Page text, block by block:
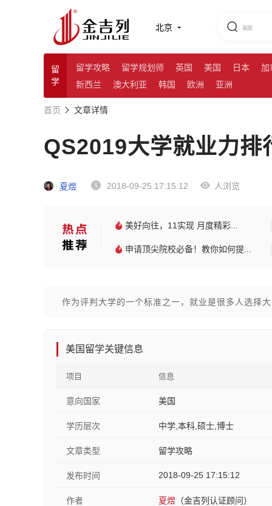
北京
留
学
留学攻略 留学规划师 英国 美国 日本
加
新西兰
澳大利亚 韩国 欧洲 亚洲
首页 文章详情
QS2019大学就业力排
夏煜 2018-09-25 17:15:12 人浏览
美好向往，11实现 月度精彩...
申请顶尖院校必备！教你如何提...
作为评判大学的一个标准之一，就业是很多人选择
美国留学关键信息
项目 信息
意向国家 美国
学历层次 中学,本科,硕士,博士
文章类型 留学攻略
发布时间 2018-09-25 17:15:12
作者 夏煜 （金吉列认证顾问）